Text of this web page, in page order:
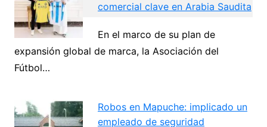
comercial clave en Arabia Saudita
En el marco de su plan de
expansión global de marca, la Asociación del
Fútbol…
Robos en Mapuche: implicado un
empleado de seguridad
Navegación
de